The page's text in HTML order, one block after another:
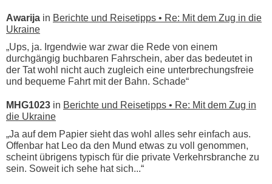
Awarija in Berichte und Reisetipps • Re: Mit dem Zug in die
Ukraine
„Ups, ja. Irgendwie war zwar die Rede von einem
durchgängig buchbaren Fahrschein, aber das bedeutet in
der Tat wohl nicht auch zugleich eine unterbrechungsfreie
und bequeme Fahrt mit der Bahn. Schade“
MHG1023 in Berichte und Reisetipps • Re: Mit dem Zug in
die Ukraine
„Ja auf dem Papier sieht das wohl alles sehr einfach aus.
Offenbar hat Leo da den Mund etwas zu voll genommen,
scheint übrigens typisch für die private Verkehrsbranche zu
sein. Soweit ich sehe hat sich...“